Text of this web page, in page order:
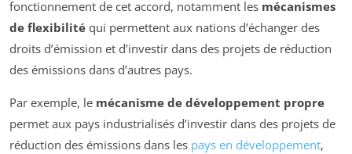
fonctionnement de cet accord, notamment les mécanismes
de flexibilité qui permettent aux nations d’échanger des
droits d’émission et d’investir dans des projets de réduction
des émissions dans d’autres pays.
Par exemple, le mécanisme de développement propre
permet aux pays industrialisés d’investir dans des projets de
réduction des émissions dans les pays en développement,